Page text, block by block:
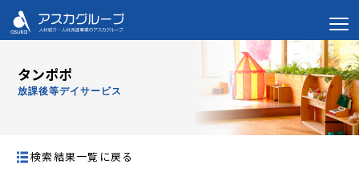
タンポポ
放課後等デイサービス
検索結果一覧に戻る